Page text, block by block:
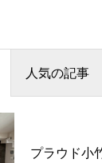
人気の記事
プラウド小
プラウドシ
知らせ